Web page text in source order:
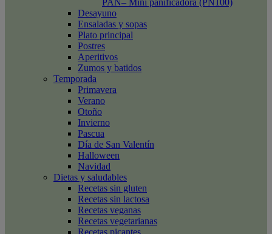
PAN– Mini panificadora (PN100)
Desayuno
Ensaladas y sopas
Plato principal
Postres
Aperitivos
Zumos y batidos
Temporada
Primavera
Verano
Otoño
Invierno
Pascua
Día de San Valentín
Halloween
Navidad
Dietas y saludables
Recetas sin gluten
Recetas sin lactosa
Recetas veganas
Recetas vegetarianas
Recetas picantes